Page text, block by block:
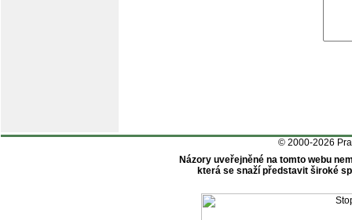
© 2000-2026
Názory uveřejněné na tomto webu
která se snaží představit široké